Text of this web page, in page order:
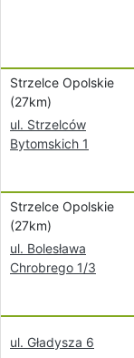
Strzelce Opolskie
(27km)
ul. Strzelców
Bytomskich 1
Strzelce Opolskie
(27km)
ul. Bolesława
Chrobrego 1/3
ul. Gładysza 6